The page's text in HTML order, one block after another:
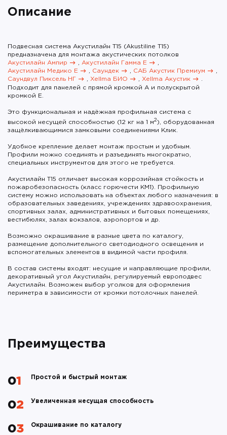
Описание
Подвесная система Акустилайн Т15 (Akustiline Т15)
предназначена для монтажа акустических потолков
Акустилайн Ампир
, Акустилайн Гамма E
,
Акустилайн Медико E
, Саундек , САБ Акустик Премиум
,
Саундвул Пиксель НГ
, Xellma БИО , Xellma Акустик
.
Подходит для панелей с прямой кромкой А и полускрытой
кромкой Е.
Это функциональная и надёжная профильная система с
высокой несущей способностью (12 кг на 1 м2), оборудованная
защёлкивающимися замковыми соединениями Клик.
Удобное крепление делает монтаж простым и удобным.
Профили можно соединять и разъединять многократно,
специальных инструментов для этого не требуется.
Акустилайн Т15 отличает высокая коррозийная стойкость и
пожаробезопасность (класс горючести КМ1). Профильную
систему можно использовать на объектах любого назначения: в
образовательных заведениях, учреждениях здравоохранения,
спортивных залах, административных и бытовых помещениях,
вестибюлях, залах вокзалов, аэропортов и др.
Возможно окрашивание в разные цвета по каталогу,
размещение дополнительного светодиодного освещения и
вспомогательных элементов в видимой части профиля.
В состав системы входят: несущие и направляющие профили,
декоративный угол Акустилайн, регулируемый европодвес
Акустилайн. Возможен выбор уголков для оформления
периметра в зависимости от кромки потолочных панелей.
Преимущества
01 Простой и быстрый монтаж
02 Увеличенная несущая способность
03 Окрашивание по каталогу